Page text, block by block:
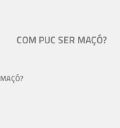
COM PUC SER MAÇÓ?